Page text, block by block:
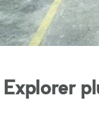
Explorer